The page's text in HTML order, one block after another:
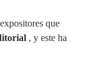
que
, y este ha